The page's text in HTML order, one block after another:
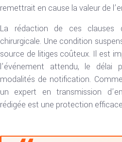
remettrait en cause la valeur de
La rédaction de ces clauses
chirurgicale. Une condition
source de litiges coûteux. Il est
l’événement attendu, le délai
modalités de notification.
un expert en transmission
rédigée est une protection